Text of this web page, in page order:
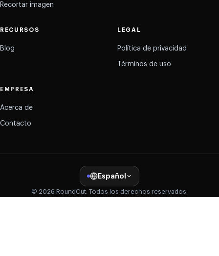
Recortar imagen
RECURSOS
Blog
LEGAL
Política de privacidad
Términos de uso
EMPRESA
Acerca de
Contacto
Español
© 2026 RoundCut. Todos los derechos reservados.